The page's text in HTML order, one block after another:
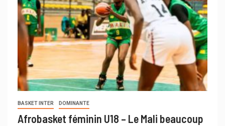
BASKET INTER DOMINANTE
Afrobasket féminin U18 – Le Mali beaucoup